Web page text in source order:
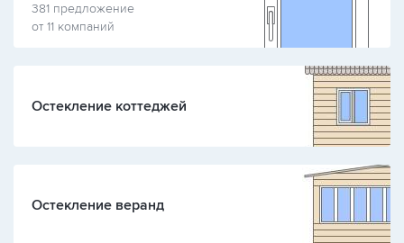
381 предложение
от 11 компаний
Остекление коттеджей
Остекление веранд